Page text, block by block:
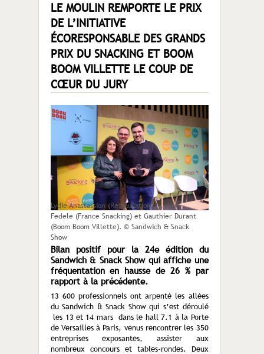
LE MOULIN REMPORTE LE PRIX
DE L’INITIATIVE
ÉCORESPONSABLE DES GRANDS
PRIX DU SNACKING ET BOOM
BOOM VILLETTE LE COUP DE
CŒUR DU JURY
Lydie Anastassion (Restauration21), Paul
Fedele (France Snacking) et Gauthier Durant
(Boom Boom Villette). © Sandwich & Snack
Show
Bilan positif pour la 24e édition du
Sandwich & Snack Show qui affiche une
fréquentation en hausse de 26 % par
rapport à la précédente.
13 600 professionnels ont arpenté les allées
du Sandwich & Snack Show qui s’est déroulé
les 13 et 14 mars dans le hall 7.1 à la Porte
de Versailles à Paris, venus rencontrer les 350
entreprises exposantes, assister aux
nombreux concours et tables-rondes. Deux